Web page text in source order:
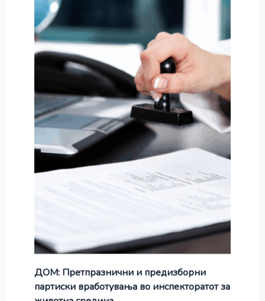
ДОМ: Претпразнични и предизборни
партиски вработувања во инспекторатот за